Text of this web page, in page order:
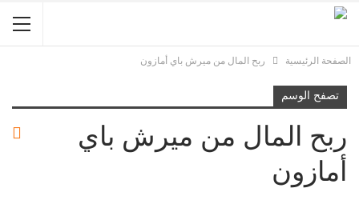
الصفحة الرئيسية ربح المال من ميرش باي أمازون
تصفح الوسم
ربح المال من ميرش باي
أمازون